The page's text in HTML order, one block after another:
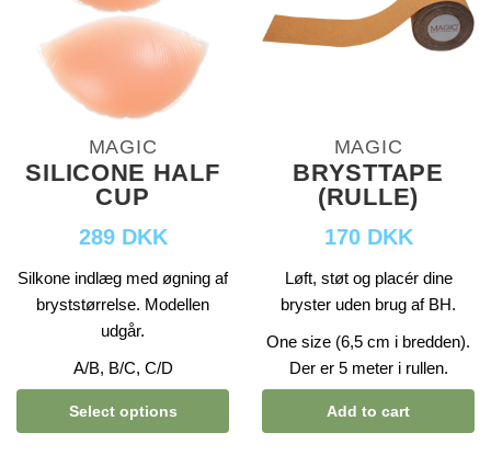
MAGIC
SILICONE HALF
CUP
289 DKK
Silkone indlæg med øgning af
bryststørrelse. Modellen
udgår.
A/B, B/C, C/D
Select options
MAGIC
BRYSTTAPE
(RULLE)
170 DKK
Løft, støt og placér dine
bryster uden brug af BH.
One size (6,5 cm i bredden).
Der er 5 meter i rullen.
Add to cart